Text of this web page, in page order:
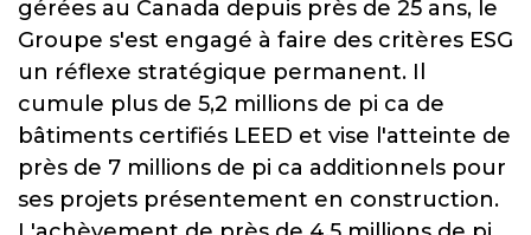
gérées au Canada depuis près de 25 ans, le
Groupe s'est engagé à faire des critères ESG
un réflexe stratégique permanent. Il
cumule plus de 5,2 millions de pi ca de
bâtiments certifiés LEED et vise l'atteinte de
près de 7 millions de pi ca additionnels pour
ses projets présentement en construction.